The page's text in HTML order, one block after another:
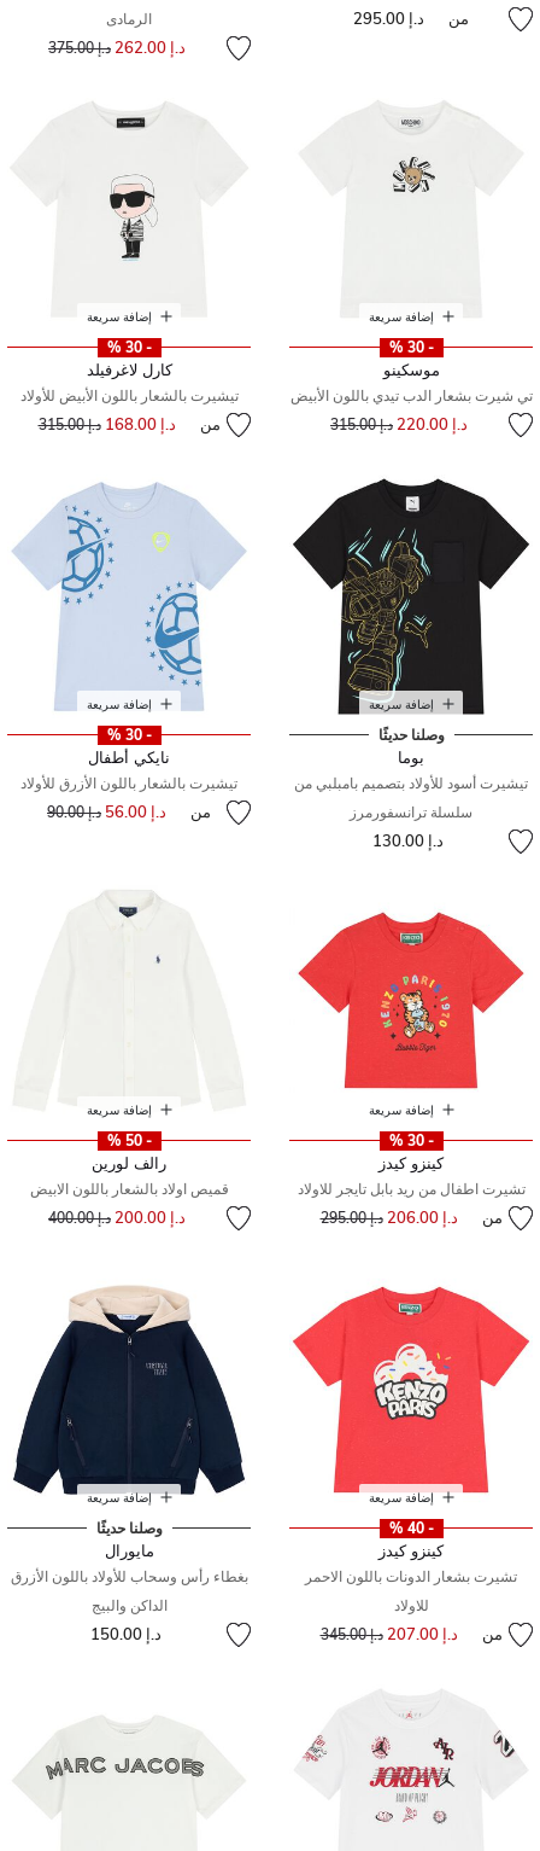
من د.إ 295.00 الرمادى
د.إ 262.00 سعر مخفض من
د.إ 375.00 إلى
إضافة سريعة
- 30 %
موسكينو
تي شيرت بشعار الدب تيدي باللون الأبيض
د.إ 220.00 سعر مخفض مند.إ 315.00
إضافة سريعة
- 30 %
كارل لاغرفيلد
تيشيرت بالشعار باللون الأبيض للأولاد
من د.إ 168.00 سعر مخفض من
د.إ 315.00 إلى
إضافة سريعة
وصلنا حديثًا
بوما
تيشيرت أسود للأولاد بتصميم بامبلبي من
سلسلة ترانسفورمرز
د.إ 130.00
إضافة سريعة
- 30 %
نايكي أطفال
تيشيرت بالشعار باللون الأزرق للأولاد
من د.إ 56.00 سعر مخفض من
د.إ 90.00 إلى
إضافة سريعة
- 30 %
كينزو كيدز
تشيرت اطفال من ريد بابل تايجر للاولاد
من د.إ 206.00 سعر مخفض مند.إ 295.00
إضافة سريعة
- 50 %
رالف لورين
قميص اولاد بالشعار باللون الابيض
د.إ 200.00 سعر مخفض من
د.إ 400.00 إلى
إضافة سريعة
- 40 %
كينزو كيدز
تشيرت بشعار الدونات باللون الاحمر
للاولاد
من د.إ 207.00 سعر مخفض مند.إ 345.00
إضافة سريعة
وصلنا حديثًا
مايورال
بغطاء رأس وسحاب للأولاد باللون الأزرق
الداكن والبيج
د.إ 150.00